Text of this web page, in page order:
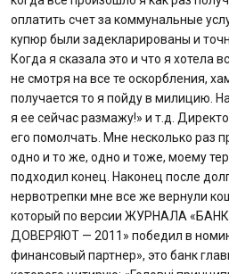
оплатить счет за коммунальные
купюр были задекларированы и
Когда я сказала это и что я хотела
не смотря на все те оскорбления,
получается то я пойду в милицию.
я ее сейчас размажу!» и т.д.
его помолчать. Мне несколько раз
одно и то же, одно и тоже, моему
подходил конец. Наконец после
нервотрепки мне все же вернули
который по версии ЖУРНАЛА
ДОВЕРЯЮТ — 2011» победил в
финансовый партнер», это банк